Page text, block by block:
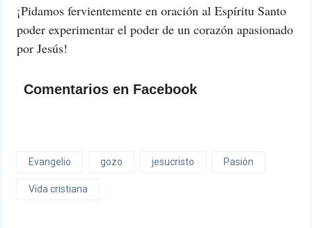
¡Pidamos fervientemente en oración al Espíritu Santo
poder experimentar el poder de un corazón apasionado
por Jesús!
Comentarios en Facebook
Evangelio gozo jesucristo Pasión
Vida cristiana